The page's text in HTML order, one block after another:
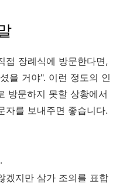
접 장례식에 방문한다면,
을 거야". 이런 정도의 인
방문하지 못할 상황에서
자를 보내주면 좋습니다.
겠지만 삼가 조의를 표합